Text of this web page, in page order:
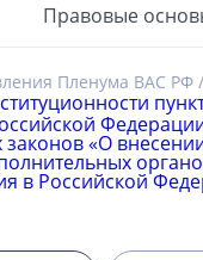
Правовые
Пленума ВАС РФ
«О
в Российской